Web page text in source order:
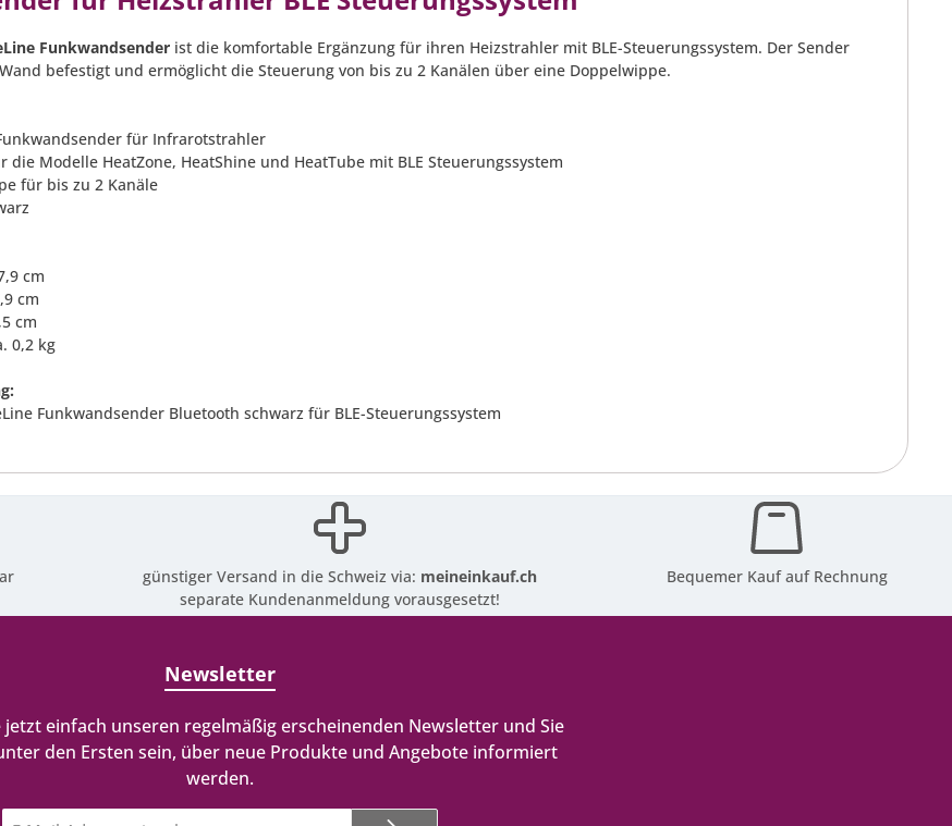
Funkwandsender ist die komfortable Ergänzung für ihren Heizstrahler mit BLE-Steuerungssystem. Der Sender
befestigt und ermöglicht die Steuerung von bis zu 2 Kanälen über eine Doppelwippe.
für Infrarotstrahler
die Modelle HeatZone, HeatShine und HeatTube mit BLE Steuerungssystem
für bis zu 2 Kanäle
cm
cm
cm
0,2 kg
Funkwandsender Bluetooth schwarz für BLE-Steuerungssystem
günstiger Versand in die Schweiz via: meineinkauf.ch
separate Kundenanmeldung vorausgesetzt!
Bequemer Kauf auf Rechnung
Newsletter
jetzt einfach unseren regelmäßig erscheinenden Newsletter und Sie
den Ersten sein, über neue Produkte und Angebote informiert
werden.